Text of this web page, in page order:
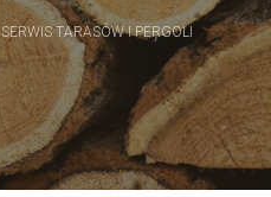
SERWIS TARASÓW I PERGOLI